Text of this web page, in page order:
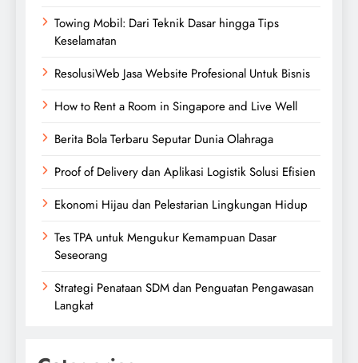
Towing Mobil: Dari Teknik Dasar hingga Tips
Keselamatan
ResolusiWeb Jasa Website Profesional Untuk Bisnis
How to Rent a Room in Singapore and Live Well
Berita Bola Terbaru Seputar Dunia Olahraga
Proof of Delivery dan Aplikasi Logistik Solusi Efisien
Ekonomi Hijau dan Pelestarian Lingkungan Hidup
Tes TPA untuk Mengukur Kemampuan Dasar
Seseorang
Strategi Penataan SDM dan Penguatan Pengawasan
Langkat